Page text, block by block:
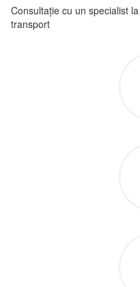
Consultație cu un specialist
transport